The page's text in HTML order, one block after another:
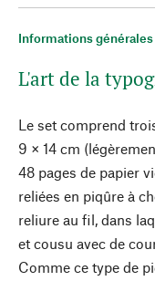
Informations générales
L'art de la
Le set comprend
9 × 14 cm
48 pages de papier
reliées en piqûre à
reliure au fil, dans
et cousu avec de
Comme ce type de